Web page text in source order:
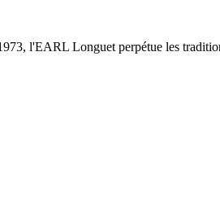
l'EARL Longuet perpétue les